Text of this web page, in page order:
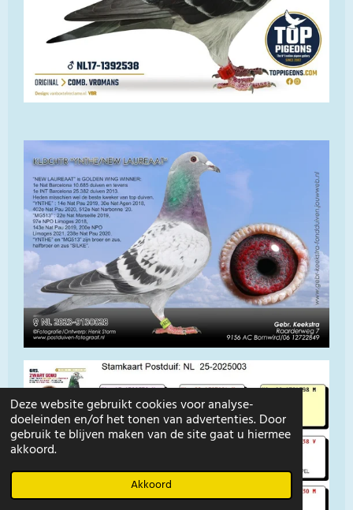
Deze website gebruikt cookies voor analyse-
doeleinden en/of het tonen van advertenties. Door
gebruik te blijven maken van de site gaat u hiermee
akkoord.
Akkoord